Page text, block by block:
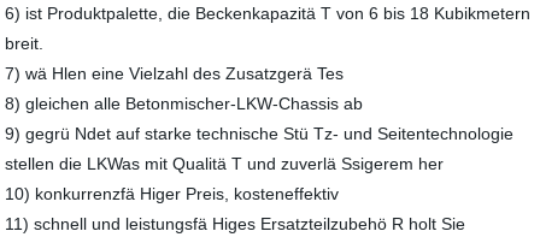
6) ist Produktpalette, die Beckenkapazitä T von 6 bis 18 Kubikmetern
breit.
7) wä Hlen eine Vielzahl des Zusatzgerä Tes
8) gleichen alle Betonmischer-LKW-Chassis ab
9) gegrü Ndet auf starke technische Stü Tz- und Seitentechnologie
stellen die LKWas mit Qualitä T und zuverlä Ssigerem her
10) konkurrenzfä Higer Preis, kosteneffektiv
11) schnell und leistungsfä Higes Ersatzteilzubehö R holt Sie